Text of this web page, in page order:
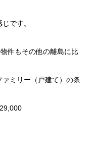
です。
件もその他の離島に比
ミリー（戸建て）の条